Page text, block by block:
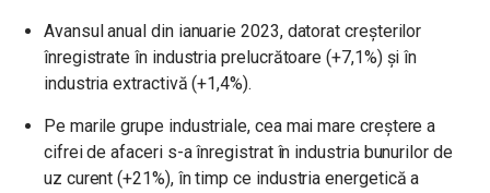
Avansul anual din ianuarie 2023, datorat creșterilor
înregistrate în industria prelucrătoare (+7,1%) și în
industria extractivă (+1,4%).
Pe marile grupe industriale, cea mai mare creștere a
cifrei de afaceri s-a înregistrat în industria bunurilor de
uz curent (+21%), în timp ce industria energetică a